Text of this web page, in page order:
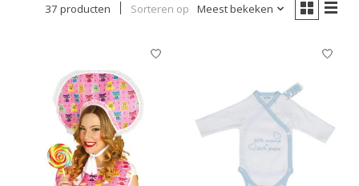
37 producten Sorteren op Meest bekeken